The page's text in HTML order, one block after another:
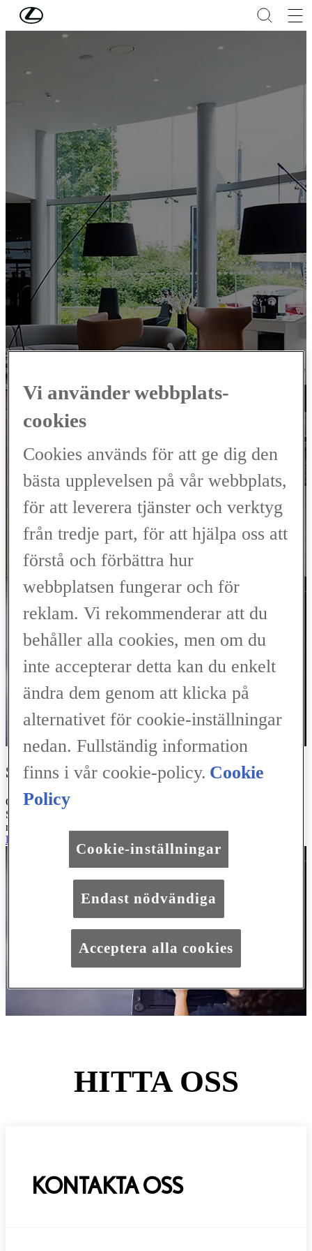
Hoppa till huvudinnehåll
VÄLKOMMEN TILL
LEXUS
SERVICE
SKÖVDE
Verkstad, Skadeverkstad
BOKA SERVICE
Kontakta oss
SERVICEBOKNING ONLINE
Genom några enkla klick kan du boka en service hos oss på Lexus
Service Skövde. Följ länken nedan och slutför din servicebokning
redan idag.
BOKA SERVICE
HITTA OSS
KONTAKTA OSS
Vi använder webbplats-
cookies
Cookies används för att ge dig den
bästa upplevelsen på vår webbplats,
för att leverera tjänster och verktyg
från tredje part, för att hjälpa oss att
förstå och förbättra hur
webbplatsen fungerar och för
reklam. Vi rekommenderar att du
behåller alla cookies, men om du
inte accepterar detta kan du enkelt
ändra dem genom att klicka på
alternativet för cookie-inställningar
nedan. Fullständig information
finns i vår cookie-policy. Cookie
Policy
Cookie-inställningar
Endast nödvändiga
Acceptera alla cookies